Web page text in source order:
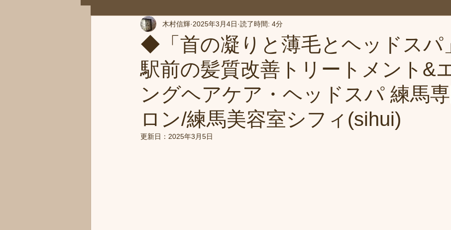
◆「首の凝りと薄毛とヘッドスパ
駅前の髪質改善トリートメント&
ングヘアケア・ヘッドスパ 練馬
ロン/練馬美容室シフィ(sihui)
木村信輝 2025年3月4日 読了時間: 4分
更新日： 2025年3月5日